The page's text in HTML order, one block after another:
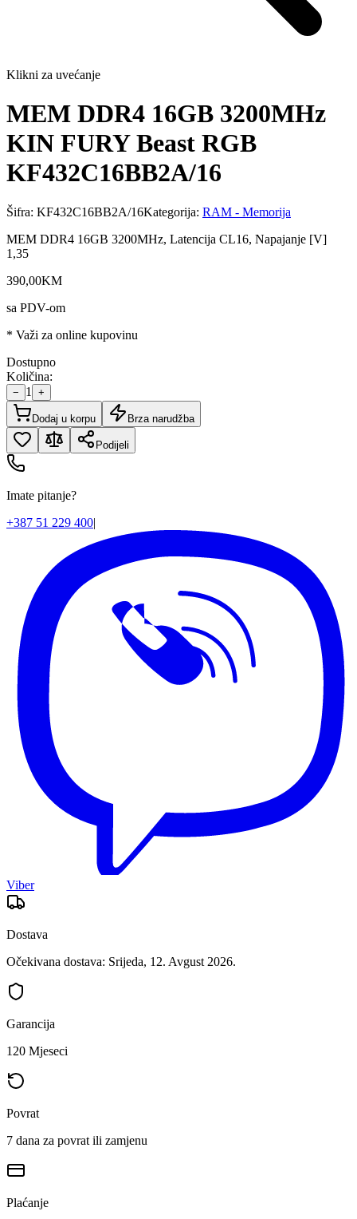
Klikni za uvećanje
MEM DDR4 16GB 3200MHz
KIN FURY Beast RGB
KF432C16BB2A/16
Šifra: KF432C16BB2A/16Kategorija: RAM - Memorija
MEM DDR4 16GB 3200MHz, Latencija CL16, Napajanje [V]
1,35
390,00KM
sa PDV-om
* Važi za online kupovinu
Dostupno
Količina:
− 1 +
Dodaj u korpu Brza narudžba
Podijeli
Imate pitanje?
+387 51 229 400|
Viber
Dostava
Očekivana dostava: Srijeda, 12. Avgust 2026.
Garancija
120 Mjeseci
Povrat
7 dana za povrat ili zamjenu
Plaćanje